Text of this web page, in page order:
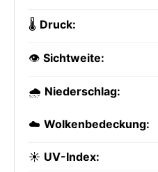
🌡️ Druck:
👁️ Sichtweite:
🌧️ Niederschlag:
☁️ Wolkenbedeckung:
☀️ UV-Index: